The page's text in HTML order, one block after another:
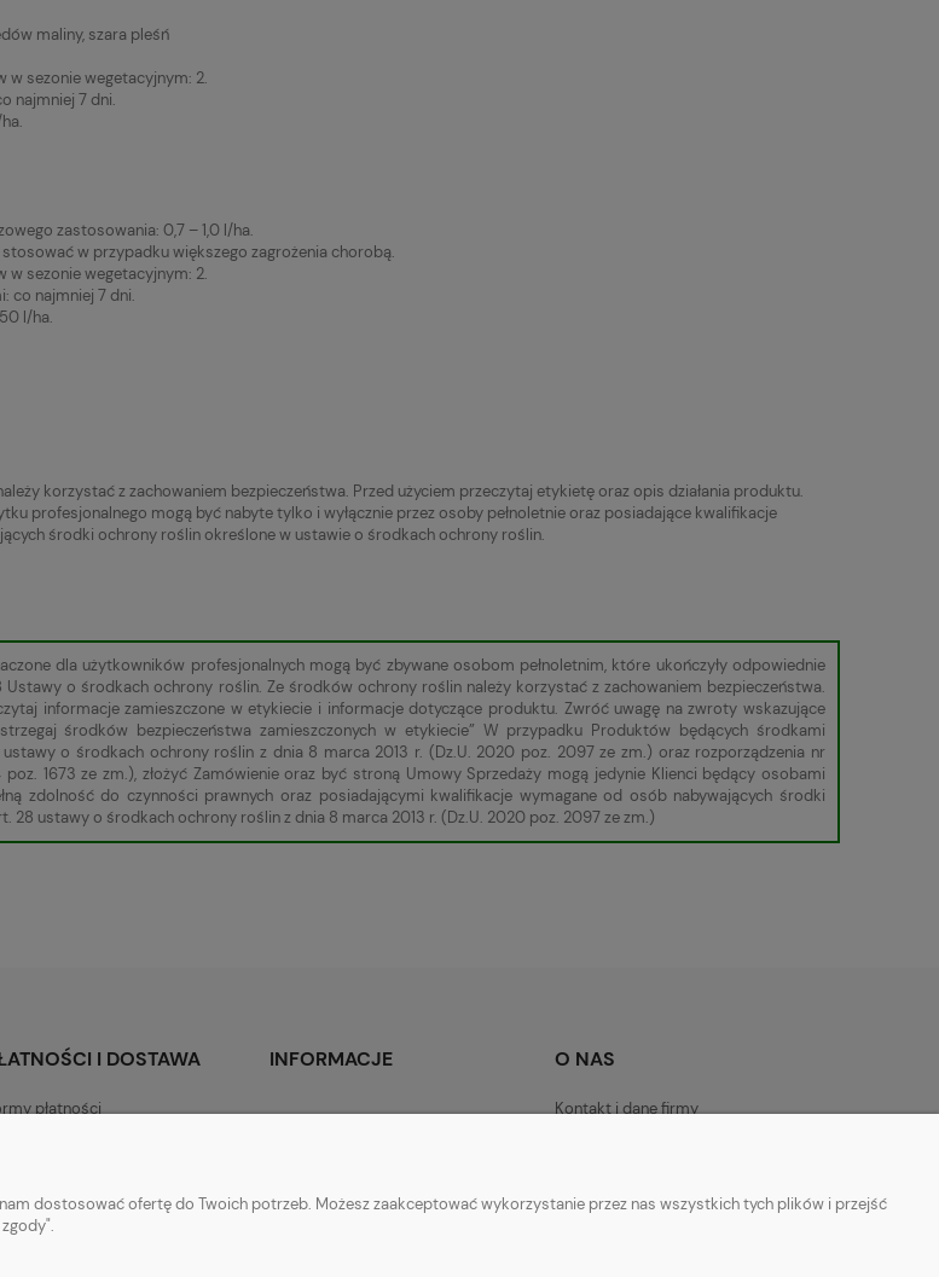
maliny, szara pleśń
w sezonie wegetacyjnym: 2.
najmniej 7 dni.
zastosowania: 0,7 – 1,0 l/ha.
w przypadku większego zagrożenia chorobą.
w sezonie wegetacyjnym: 2.
co najmniej 7 dni.
l/ha.
korzystać z zachowaniem bezpieczeństwa. Przed użyciem przeczytaj etykietę oraz opis działania produktu.
profesjonalnego mogą być nabyte tylko i wyłącznie przez osoby pełnoletnie oraz posiadające kwalifikacje
środki ochrony roślin określone w ustawie o środkach ochrony roślin.
dla użytkowników profesjonalnych mogą być zbywane osobom pełnoletnim, które ukończyły odpowiednie
Ustawy o środkach ochrony roślin. Ze środków ochrony roślin należy korzystać z zachowaniem bezpieczeństwa.
informacje zamieszczone w etykiecie i informacje dotyczące produktu. Zwróć uwagę na zwroty wskazujące
środków bezpieczeństwa zamieszczonych w etykiecie” W przypadku Produktów będących środkami
o środkach ochrony roślin z dnia 8 marca 2013 r. (Dz.U. 2020 poz. 2097 ze zm.) oraz rozporządzenia nr
poz. 1673 ze zm.), złożyć Zamówienie oraz być stroną Umowy Sprzedaży mogą jedynie Klienci będący osobami
zdolność do czynności prawnych oraz posiadającymi kwalifikacje wymagane od osób nabywających środki
28 ustawy o środkach ochrony roślin z dnia 8 marca 2013 r. (Dz.U. 2020 poz. 2097 ze zm.)
I DOSTAWA
płatności
INFORMACJE O NAS
Kontakt i dane firmy
dostosować ofertę do Twoich potrzeb. Możesz zaakceptować wykorzystanie przez nas wszystkich tych plików i przejść